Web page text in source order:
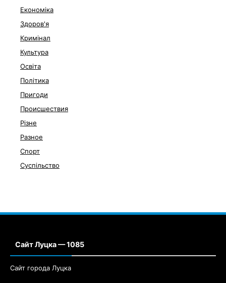
Економіка
Здоров'я
Кримінал
Культура
Освіта
Політика
Пригоди
Происшествия
Різне
Разное
Спорт
Суспільство
Сайт Луцка — 1085
Сайт города Луцка